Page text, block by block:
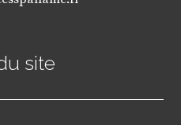
site